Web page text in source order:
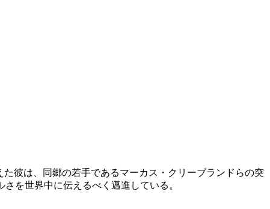
彼は、同郷の若手であるマーカス・クリーブランドらの突
を世界中に伝えるべく邁進している。